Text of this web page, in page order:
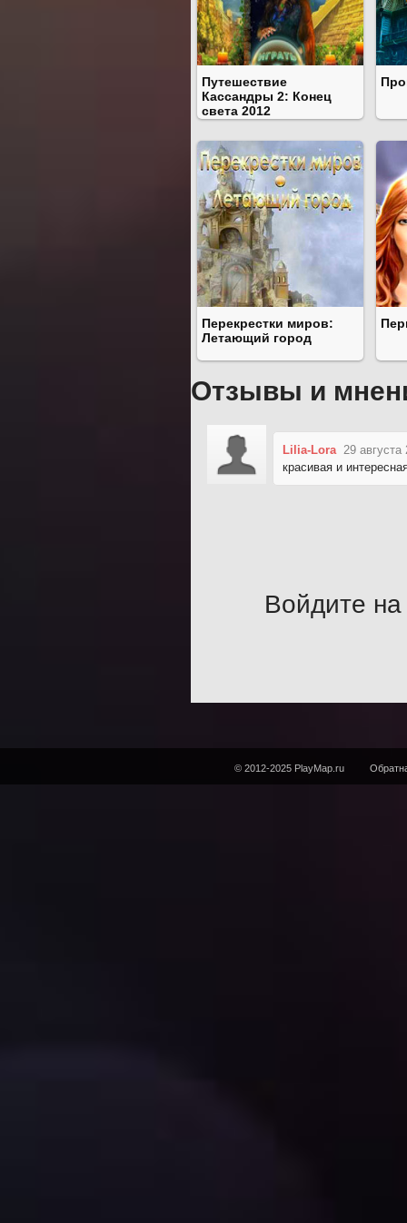
Путешествие
Кассандры 2: Конец
света 2012
Перекрестки миров:
Летающий город
Отзывы и
Lilia-Lora 29
красивая и
Войдите на
© 2012-2025 PlayMap.ru